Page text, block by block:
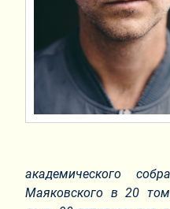
академического
Маяковского в 20